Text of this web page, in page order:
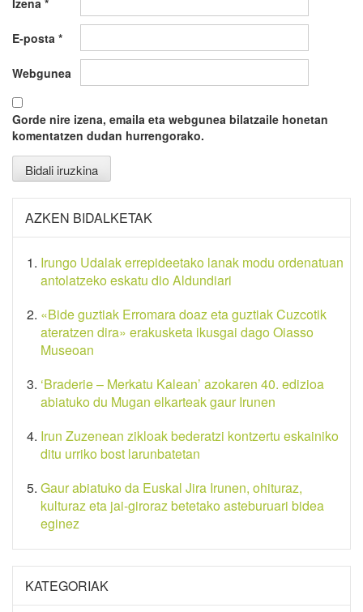
Izena *
E-posta *
Webgunea
Gorde nire izena, emaila eta webgunea bilatzaile honetan
komentatzen dudan hurrengorako.
AZKEN BIDALKETAK
Irungo Udalak errepideetako lanak modu ordenatuan
antolatzeko eskatu dio Aldundiari
«Bide guztiak Erromara doaz eta guztiak Cuzcotik
ateratzen dira» erakusketa ikusgai dago Oiasso
Museoan
‘Braderie – Merkatu Kalean’ azokaren 40. edizioa
abiatuko du Mugan elkarteak gaur Irunen
Irun Zuzenean zikloak bederatzi kontzertu eskainiko
ditu urriko bost larunbatetan
Gaur abiatuko da Euskal Jira Irunen, ohituraz,
kulturaz eta jai-giroraz betetako asteburuari bidea
eginez
KATEGORIAK